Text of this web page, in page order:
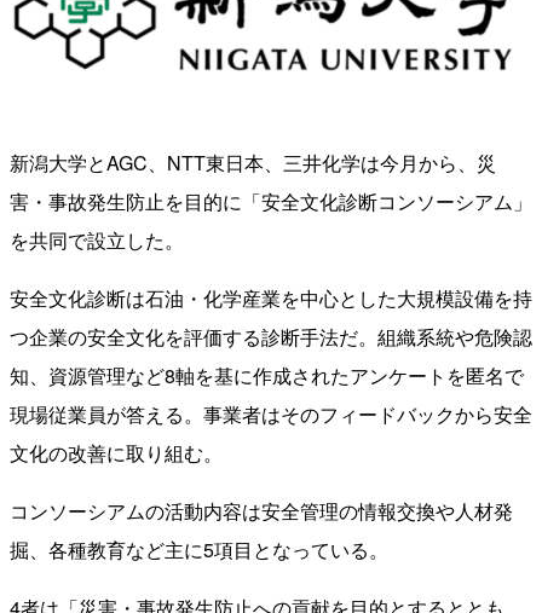
新潟大学とAGC、NTT東日本、三井化学は今月から、災
害・事故発生防止を目的に「安全文化診断コンソーシアム」
を共同で設立した。
安全文化診断は石油・化学産業を中心とした大規模設備を持
つ企業の安全文化を評価する診断手法だ。組織系統や危険認
知、資源管理など8軸を基に作成されたアンケートを匿名で
現場従業員が答える。事業者はそのフィードバックから安全
文化の改善に取り組む。
コンソーシアムの活動内容は安全管理の情報交換や人材発
掘、各種教育など主に5項目となっている。